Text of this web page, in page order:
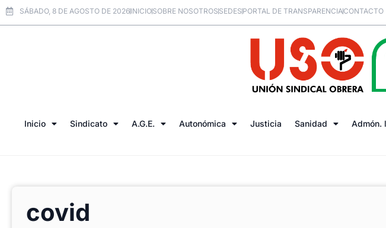
SÁBADO, 8 DE AGOSTO DE 2026INICIOSOBRE NOSOTROSSEDESPORTAL DE TRANSPARENCIACONTACTO
Inicio Sindicato A.G.E. Autonómica Justicia Sanidad Admón.
covid